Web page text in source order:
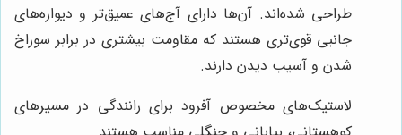
طراحی شده‌اند. آن‌ها دارای آج‌های عمیق‌تر و دیواره‌های
جانبی قوی‌تری هستند که مقاومت بیشتری در برابر سوراخ
شدن و آسیب دیدن دارند.
لاستیک‌های مخصوص آفرود برای رانندگی در مسیرهای